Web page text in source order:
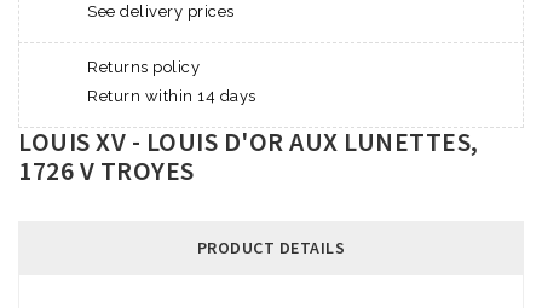
See delivery prices
Returns policy
Return within 14 days
LOUIS XV - LOUIS D'OR AUX LUNETTES,
1726 V TROYES
PRODUCT DETAILS